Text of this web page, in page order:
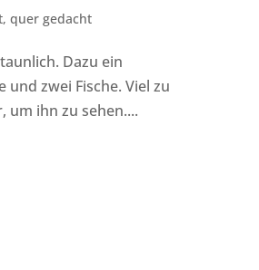
,quer gedacht
Dazu ein
zwei Fische. Viel zu
um ihn zu sehen....